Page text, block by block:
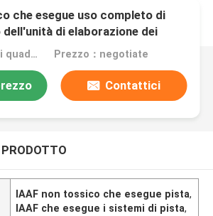
che esegue uso completo di
di elaborazione dei
MOQ：1000 metri quadrati Prezzo：negotiate
Contattici
IAAF non tossico che esegue pista,
IAAF che esegue i sistemi di pista,